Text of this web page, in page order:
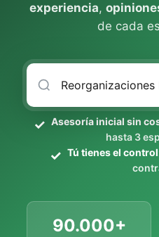
experiencia,
de cada
Asesoría inicial sin
hasta 3
Tú tienes el
90.000+